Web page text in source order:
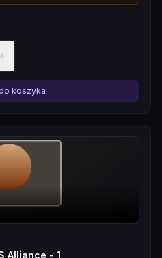
+
koszyka
Alliance - 1